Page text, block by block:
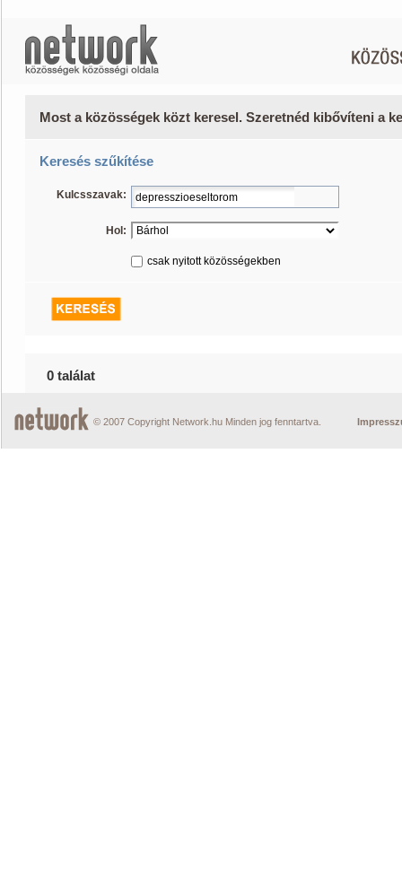
Most a közösségek közt keresel. Szeretnéd kibővíteni a
Keresés szűkítése
Kulcsszavak:
Hol:
csak nyitott közösségekben
0 találat
© 2007 Copyright Network.hu Minden jog fenntartva.